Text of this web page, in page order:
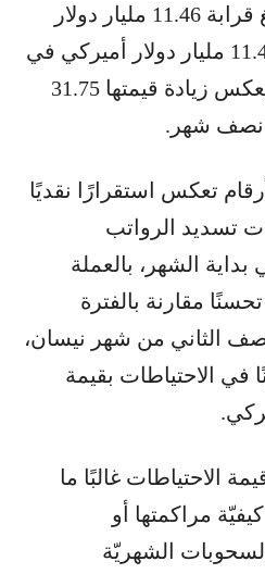
بالعملات الأجنبيّة قد بلغ قرابة 11.46 مليار دولار
أميركي، مقارنة بنحو 11.43 مليار دولار أميركي في
بداية الشهر نفسه، ما يعكس زيادة قيمتها 31.75
نصف شهر.
تعكس استقرارًا نقديًا
تسديد الرواتب
الشهر، بالعملة
مقارنة بالفترة
الثاني من شهر نيسان،
في الاحتياطات بقيمة
الاحتياطات غالبًا ما
مراكمتها أو
الشهريّة